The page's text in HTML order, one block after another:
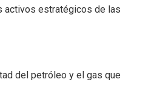
activos estratégicos de las
del petróleo y el gas que